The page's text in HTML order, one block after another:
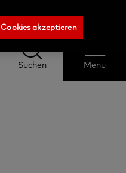
Sie uns
Wählen
Sie
Land
Suchen
Suchen Menu
Menu
Cookies akzeptieren